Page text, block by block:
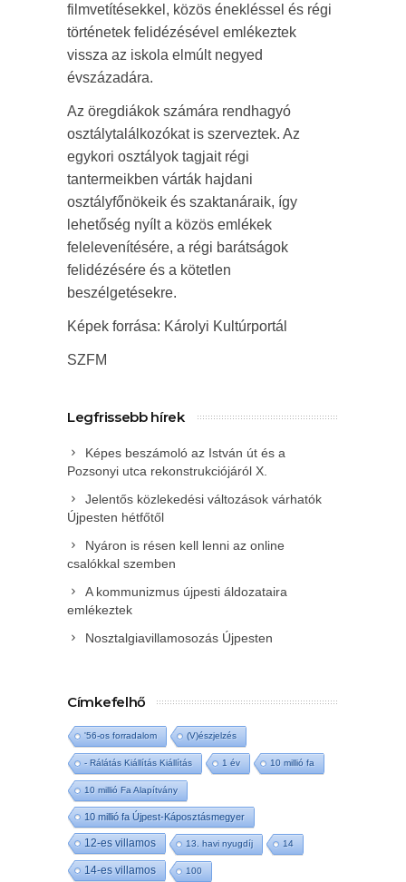
filmvetítésekkel, közös énekléssel és régi
történetek felidézésével emlékeztek
vissza az iskola elmúlt negyed
évszázadára.
Az öregdiákok számára rendhagyó
osztálytalálkozókat is szerveztek. Az
egykori osztályok tagjait régi
tantermeikben várták hajdani
osztályfőnökeik és szaktanáraik, így
lehetőség nyílt a közös emlékek
felelevenítésére, a régi barátságok
felidézésére és a kötetlen
beszélgetésekre.
Képek forrása: Károlyi Kultúrportál
SZFM
Legfrissebb hírek
Képes beszámoló az István út és a
Pozsonyi utca rekonstrukciójáról X.
Jelentős közlekedési változások várhatók
Újpesten hétfőtől
Nyáron is résen kell lenni az online
csalókkal szemben
A kommunizmus újpesti áldozataira
emlékeztek
Nosztalgiavillamosozás Újpesten
Címkefelhő
'56-os forradalom (V)észjelzés
- Rálátás Kiállítás Kiállítás 1 év 10 millió fa
10 millió Fa Alapítvány
10 millió fa Újpest-Káposztásmegyer
12-es villamos 13. havi nyugdíj 14
14-es villamos 100